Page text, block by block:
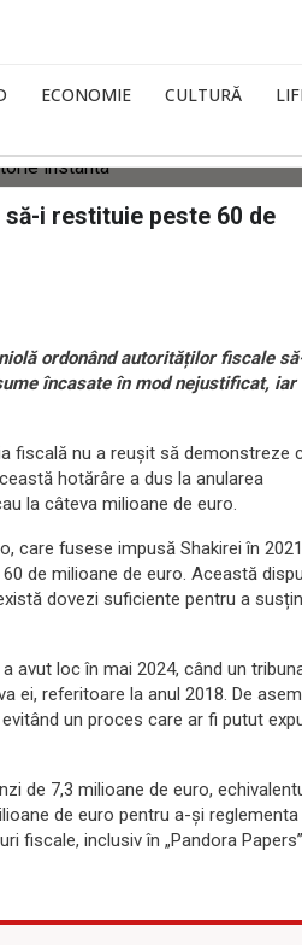
ECONOMIE CULTURĂ
i restituie peste 60 de
ordonând autorităților fiscale
încasate în mod nejustificat, iar
fiscală nu a reușit să demonstreze
hotărâre a dus la anularea
la câteva milioane de euro.
care fusese impusă Shakirei în
de milioane de euro. Această
dovezi suficiente pentru a
avut loc în mai 2024, când un
ei, referitoare la anul 2018. De
un proces care ar fi putut
de 7,3 milioane de euro,
de euro pentru a-și reglementa
fiscale, inclusiv în „Pandora